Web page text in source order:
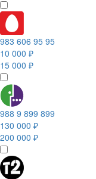
983 606 95 95
10 000 ₽
15 000 ₽
988 9 899 899
130 000 ₽
200 000 ₽